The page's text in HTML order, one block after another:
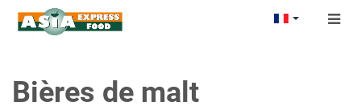
Bières de malt